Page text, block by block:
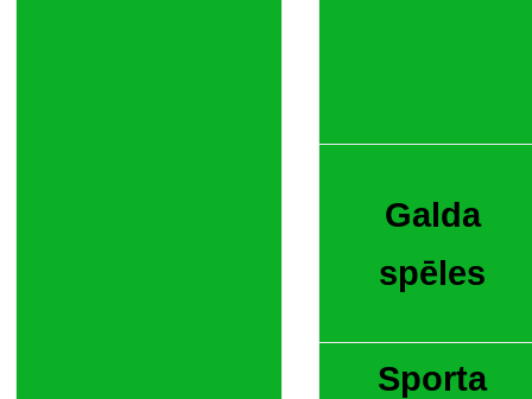
Galda
spēles
Sporta